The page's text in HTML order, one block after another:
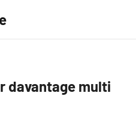
davantage multi